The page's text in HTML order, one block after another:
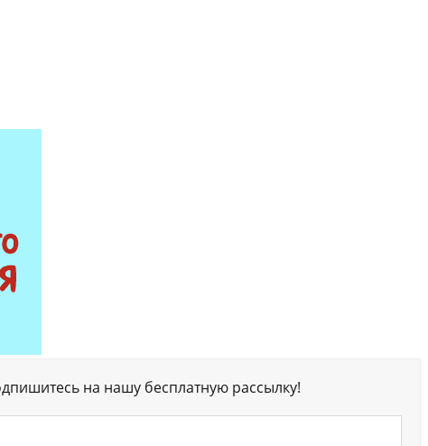
на нашу бесплатную рассылку!